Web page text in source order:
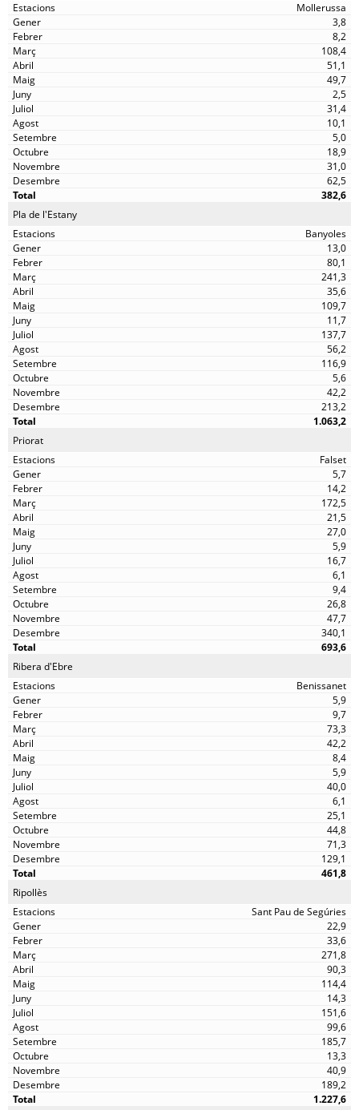
Mollerussa
3,8
8,2
108,4
51,1
49,7
2,5
31,4
10,1
5,0
18,9
31,0
62,5
382,6
Pla de l'Estany
Banyoles
13,0
80,1
241,3
35,6
109,7
11,7
137,7
56,2
116,9
5,6
42,2
213,2
1.063,2
Priorat
Falset
5,7
14,2
172,5
21,5
27,0
5,9
16,7
6,1
9,4
26,8
47,7
340,1
693,6
Ribera d'Ebre
Benissanet
5,9
9,7
73,3
42,2
8,4
5,9
40,0
6,1
25,1
44,8
71,3
129,1
461,8
Ripollès
Sant Pau de Segúries
22,9
33,6
271,8
90,3
114,4
14,3
151,6
99,6
185,7
13,3
40,9
189,2
1.227,6